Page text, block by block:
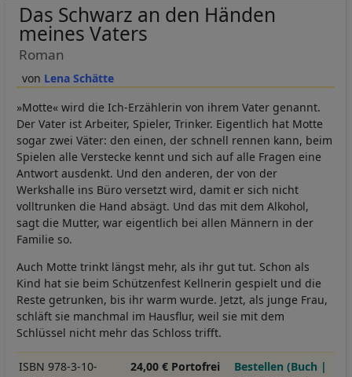
Lena Schätte
Das Schwarz an den Händen
meines Vaters
Roman
»Motte« wird die Ich-Erzählerin von ihrem Vater genannt.
Der Vater ist Arbeiter, Spieler, Trinker. Eigentlich hat Motte
sogar zwei Väter: den einen, der schnell rennen kann, beim
Spielen alle Verstecke kennt und sich auf alle Fragen eine
Antwort ausdenkt. Und den anderen, der von der
Werkshalle ins Büro versetzt wird, damit er sich nicht
volltrunken die Hand absägt. Und das mit dem Alkohol,
sagt die Mutter, war eigentlich bei allen Männern in der
Familie so.
Auch Motte trinkt längst mehr, als ihr gut tut. Schon als
Kind hat sie beim Schützenfest Kellnerin gespielt und die
Reste getrunken, bis ihr warm wurde. Jetzt, als junge Frau,
schläft sie manchmal im Hausflur, weil sie mit dem
Schlüssel nicht mehr das Schloss trifft.
ISBN 978-3-10-
24,00 € Portofrei
Bestellen (Buch |